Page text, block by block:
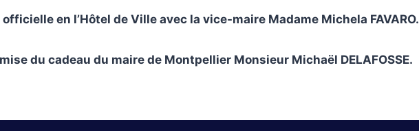
en l’Hôtel de Ville avec la vice-maire Madame Michela FAVARO.
du cadeau du maire de Montpellier Monsieur Michaël DELAFOSSE.